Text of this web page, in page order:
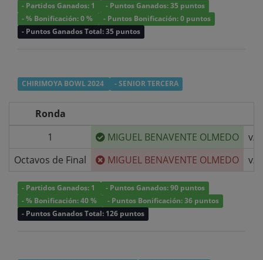
- Partidos Ganados: 1
- Puntos Ganados: 35 puntos
- % Bonificación: 0 %
- Puntos Bonificación: 0 puntos
- Puntos Ganados Total: 35 puntos
CHIRIMOYA BOWL 2024 - SENIOR TERCERA
Ronda
1
MIGUEL BENAVENTE OLMEDO
v/s
Octavos de Final
MIGUEL BENAVENTE OLMEDO v/s
- Partidos Ganados: 1
- Puntos Ganados: 90 puntos
- % Bonificación: 40 %
- Puntos Bonificación: 36 puntos
- Puntos Ganados Total: 126 puntos